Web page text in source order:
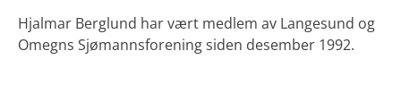
Hjalmar Berglund har vært medlem av Langesund og
Omegns Sjømannsforening siden desember 1992.